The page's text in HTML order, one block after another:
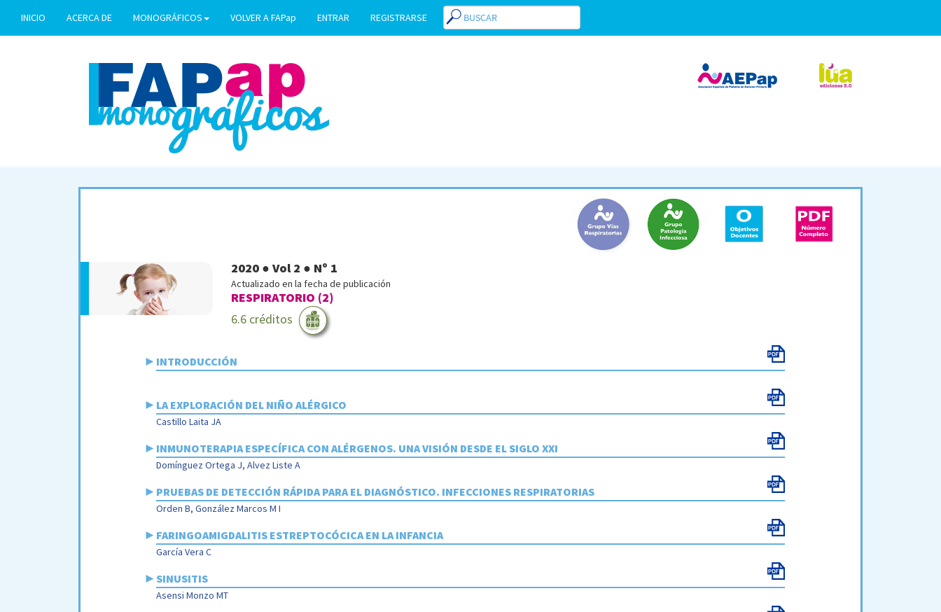
INICIO ACERCA DE MONOGRÁFICOS VOLVER A FAPap ENTRAR REGISTRARSE
2020 ● Vol 2 ● Nº 1
Actualizado en la fecha de publicación
RESPIRATORIO (2)
6.6 créditos
► INTRODUCCIÓN
► LA EXPLORACIÓN DEL NIÑO ALÉRGICO
Castillo Laita JA
► INMUNOTERAPIA ESPECÍFICA CON ALÉRGENOS. UNA VISIÓN DESDE EL SIGLO XXI
Domínguez Ortega J, Alvez Liste A
► PRUEBAS DE DETECCIÓN RÁPIDA PARA EL DIAGNÓSTICO. INFECCIONES RESPIRATORIAS
Orden B, González Marcos M I
► FARINGOAMIGDALITIS ESTREPTOCÓCICA EN LA INFANCIA
García Vera C
► SINUSITIS
Asensi Monzo MT